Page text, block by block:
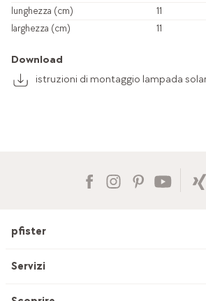
lunghezza (cm)
11
larghezza (cm)
11
Download
istruzioni di montaggio lampada
pfister
Azienda
Servizi
Consulenza